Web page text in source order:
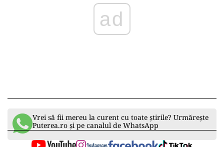
ad
Vrei să fii mereu la curent cu toate știrile? Urmărește
Puterea.ro și pe canalul de WhatsApp